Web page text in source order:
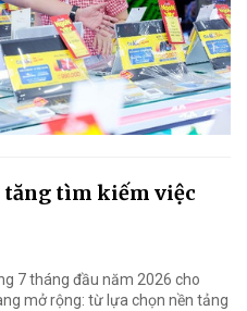
tăng tìm kiếm việc
7 tháng đầu năm 2026 cho
mở rộng: từ lựa chọn nền tảng